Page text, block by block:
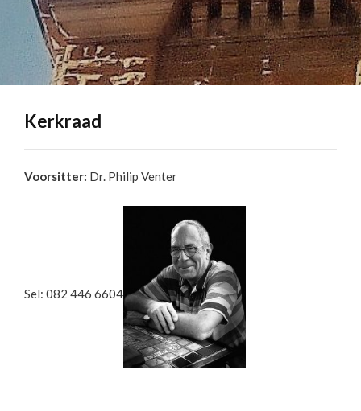
Kerkraad
Voorsitter: Dr. Philip Venter
Sel: 082 446 6604